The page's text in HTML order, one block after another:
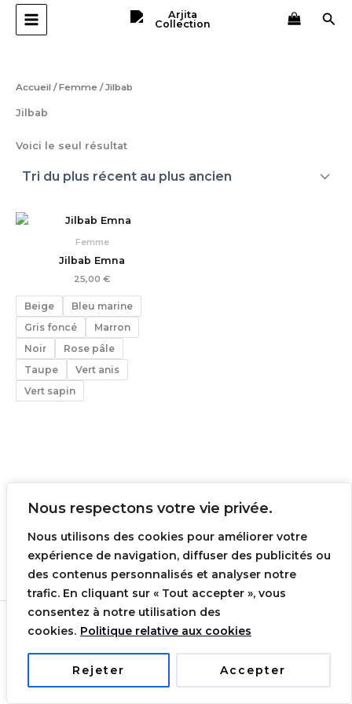
Nous respectons votre vie privée.
Nous utilisons des cookies pour améliorer votre
expérience de navigation, diffuser des publicités ou
des contenus personnalisés et analyser notre
trafic. En cliquant sur « Tout accepter », vous
consentez à notre utilisation des
cookies. Politique relative aux cookies
Rejeter Accepter
Aller
Accueil /Femme / Jilbab
Jilbab
Voici le seul résultat
Femme
Jilbab Emna
25,00 €
Beige
Bleu marine
Gris foncé
Marron
Noir
Rose pâle
Taupe
Vert anis
Vert sapin
Mentions légales
Contact
Copyright © 2026 Arjita Collection | Realisée par